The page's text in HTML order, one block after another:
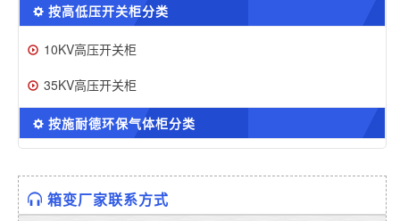
按高低压开关柜分类
10KV高压开关柜
35KV高压开关柜
按施耐德环保气体柜分类
箱变厂家联系方式